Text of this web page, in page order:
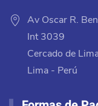
Av Oscar R.
Int 3039
Cercado de
Lima - Perú